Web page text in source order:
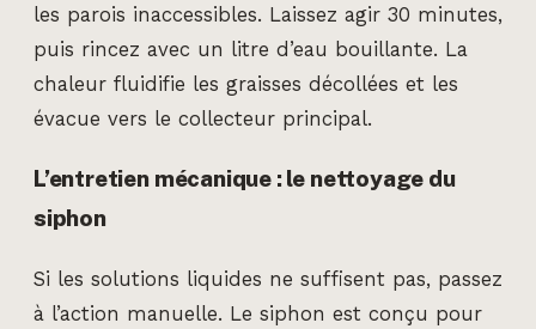
les parois inaccessibles. Laissez agir 30 minutes,
puis rincez avec un litre d’eau bouillante. La
chaleur fluidifie les graisses décollées et les
évacue vers le collecteur principal.
L’entretien mécanique : le nettoyage du
siphon
Si les solutions liquides ne suffisent pas, passez
à l’action manuelle. Le siphon est conçu pour